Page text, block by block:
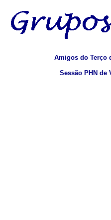
Amigos do Terço
Sessão PHN de